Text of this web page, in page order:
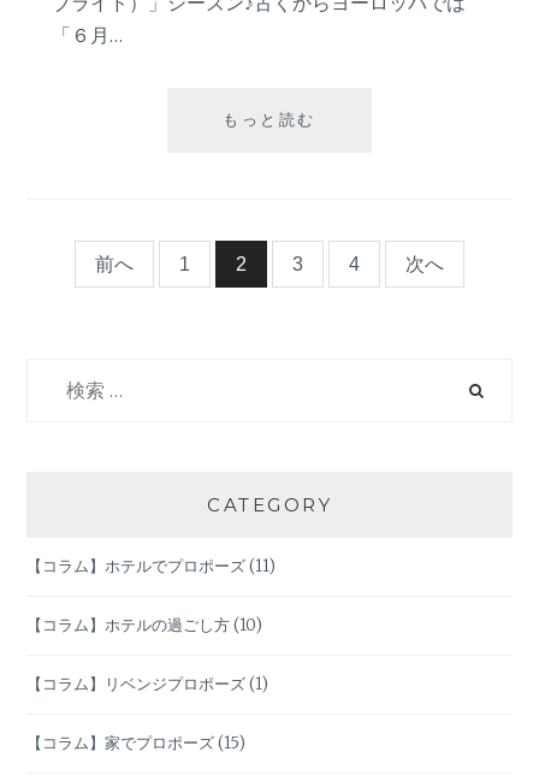
「６月…
もっと読む
ー
シ
ョ
ン
前へ 1 2 3 4 次へ
CATEGORY
【コラム】ホテルでプロポーズ(11)
【コラム】ホテルの過ごし方(10)
【コラム】リベンジプロポーズ(1)
【コラム】家でプロポーズ(15)